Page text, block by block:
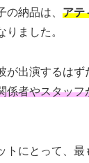
の納品は、 アテ
りました。
が出演するはず
係者やスタッフ
トにとって、最